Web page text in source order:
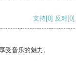
支持[0] 反对[0]
受音乐的魅力。